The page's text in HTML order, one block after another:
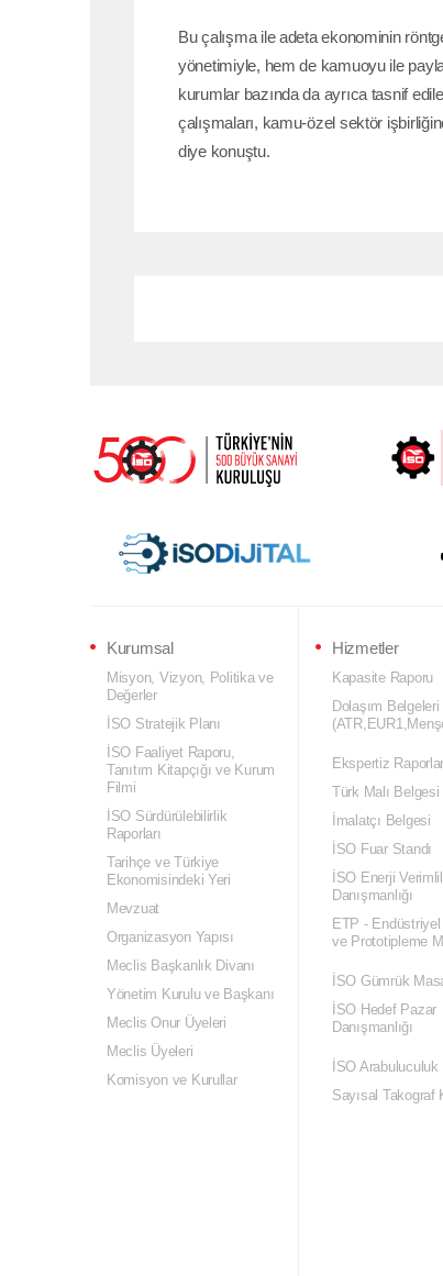
Bu çalışma ile adeta ekonominin
yönetimiyle, hem de kamuoyu ile
kurumlar bazında da ayrıca tasnif
çalışmaları, kamu-özel sektör
diye konuştu.
Kurumsal
Misyon, Vizyon, Politika ve
Değerler
İSO Stratejik Planı
İSO Faaliyet Raporu,
Tanıtım Kitapçığı ve Kurum
Filmi
İSO Sürdürülebilirlik
Raporları
Tarihçe ve Türkiye
Ekonomisindeki Yeri
Mevzuat
Organizasyon Yapısı
Meclis Başkanlık Divanı
Yönetim Kurulu ve Başkanı
Meclis Onur Üyeleri
Meclis Üyeleri
Komisyon ve Kurullar
Hizmetler
Kapasite Raporu
Dolaşım Belgeleri
Ekspertiz
Türk Malı Belgesi
İmalatçı Belgesi
İSO Fuar Standı
İSO Enerji
Danışmanlığı
ETP - Endüstriyel
ve Prototipleme
İSO Gümrük
İSO Hedef Pazar
Danışmanlığı
İSO
Sayısal Takograf